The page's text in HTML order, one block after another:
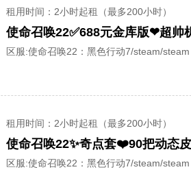
租用时间 ：2小时起租（最多200小时）
使命召唤22✅688元金库版❤超帅
区服:使命召唤22：黑色行动7/steam/steam
租用时间 ：2小时起租（最多200小时）
使命召唤22✨奇点套❤️90把动态
区服:使命召唤22：黑色行动7/steam/steam